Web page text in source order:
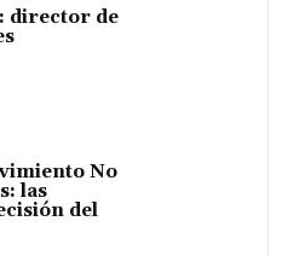
director de
No
las
del